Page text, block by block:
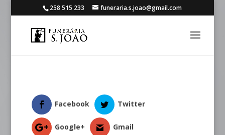
258 515 233 funeraria.s.joao@gmail.com
Facebook Twitter
Google+ Gmail